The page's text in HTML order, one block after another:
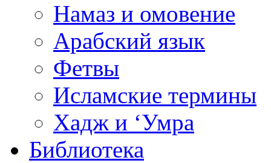
Намаз и омовение
Арабский язык
Фетвы
Исламские термины
Хадж и ‘Умра
Библиотека